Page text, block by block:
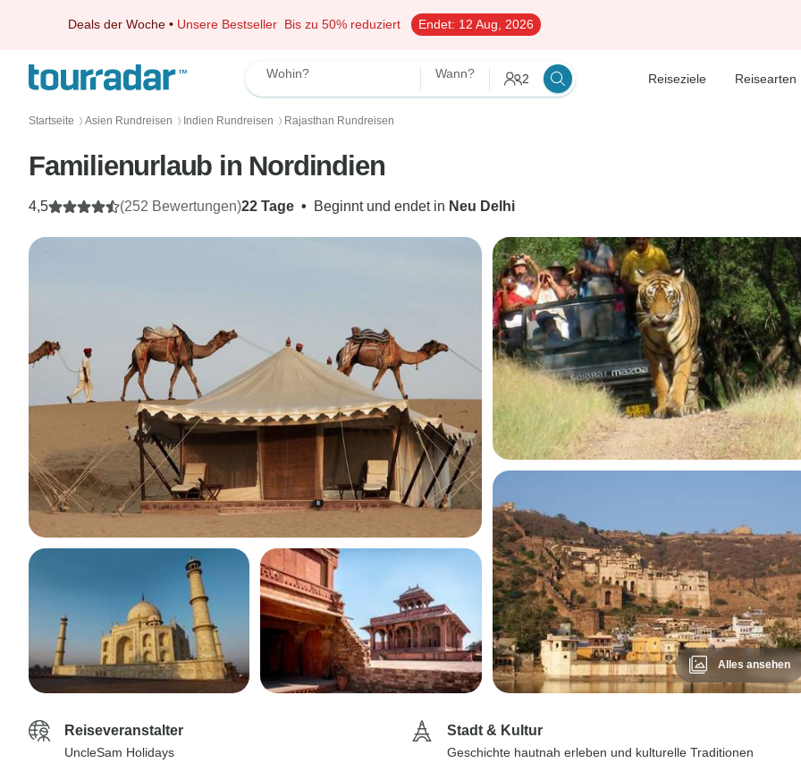
Deals der Woche • Unsere Bestseller Bis zu 50% reduziert Endet: 12 Aug, 2026
Wohin? Wann? 2 Reiseziele Reisearten
Startseite 〉 Asien Rundreisen 〉 Indien Rundreisen 〉 Rajasthan Rundreisen
Familienurlaub in Nordindien
22 Tage • Beginnt und endet in Neu Delhi
4,5 (252 Bewertungen)
Alles ansehen
Reiseveranstalter
UncleSam Holidays
Stadt & Kultur
Geschichte hautnah erleben und kulturelle Traditionen